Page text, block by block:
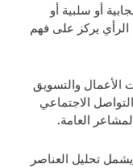
أو سلبية أو
يركز على فهم
الأعمال والتسويق
الاجتماعي
العامة.
تحليل العناصر